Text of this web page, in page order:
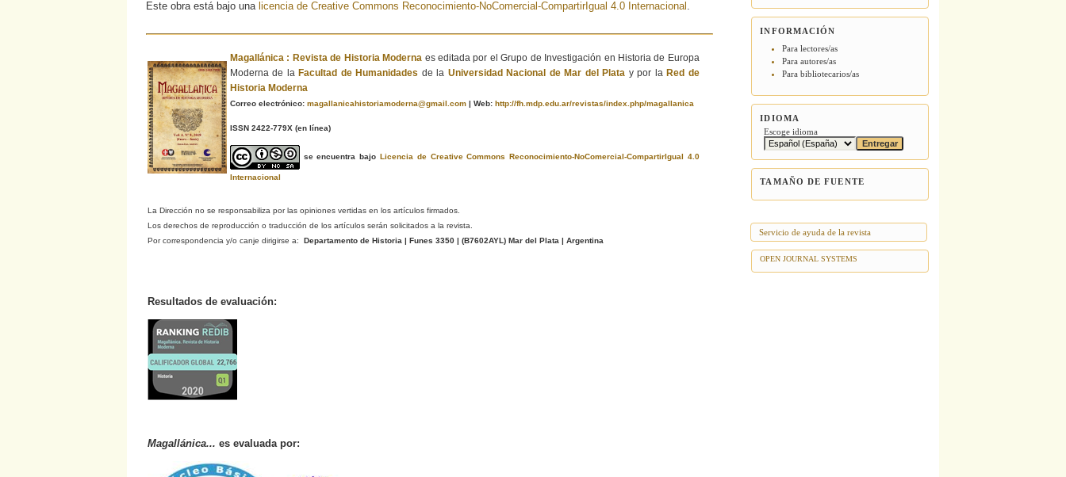
INFORMACIÓN
Para lectores/as
Para autores/as
Para bibliotecarios/as
IDIOMA
Escoge idioma
TAMAÑO DE FUENTE
Servicio de ayuda de la revista
OPEN JOURNAL SYSTEMS
Este obra está bajo una licencia de Creative Commons Reconocimiento-NoComercial-CompartirIgual 4.0 Internacional
Magallánica : Revista de Historia Moderna es editada por el Grupo de Investigación en Historia de Europa
Moderna de la Facultad de Humanidades de la Universidad Nacional de Mar del Plata y por la Red de
Historia Moderna
Correo electrónico: magallanicahistoriamoderna@gmail.com| Web: http://fh.mdp.edu.ar/revistas/index.php/magallanica
ISSN 2422-779X (en línea)
se encuentra bajo Licencia de Creative Commons Reconocimiento-NoComercial-CompartirIgual 4.0
Internacional
La Dirección no se responsabiliza por las opiniones vertidas en los artículos firmados.
Los derechos de reproducción o traducción de los artículos serán solicitados a la revista.
Por correspondencia y/o canje dirigirse a: Departamento de Historia | Funes 3350 | (B7602AYL ) Mar del Plata | Argentina
Resultados de evaluación:
Magallánica... es evaluada por: